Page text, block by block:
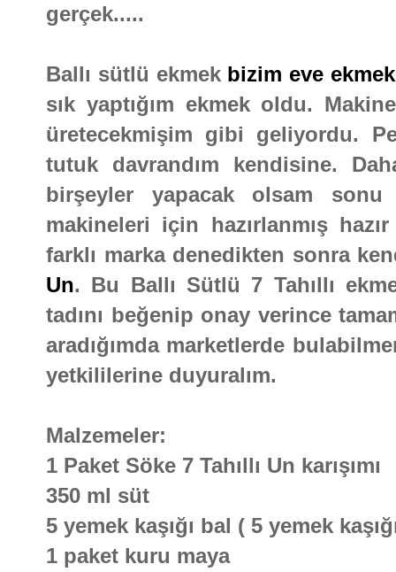
gerçek.....
Ballı sütlü ekmek bizim eve
sık yaptığım ekmek oldu.
üretecekmişim gibi geliyordu.
tutuk davrandım kendisine.
birşeyler yapacak olsam
makineleri için hazırlanmış
farklı marka denedikten sonra
Un. Bu Ballı Sütlü 7 Tahıllı
tadını beğenip onay verince
aradığımda marketlerde
yetkililerine duyuralım.
Malzemeler:
1 Paket Söke 7 Tahıllı Un karışımı
350 ml süt
5 yemek kaşığı bal ( 5 yemek
1 paket kuru maya